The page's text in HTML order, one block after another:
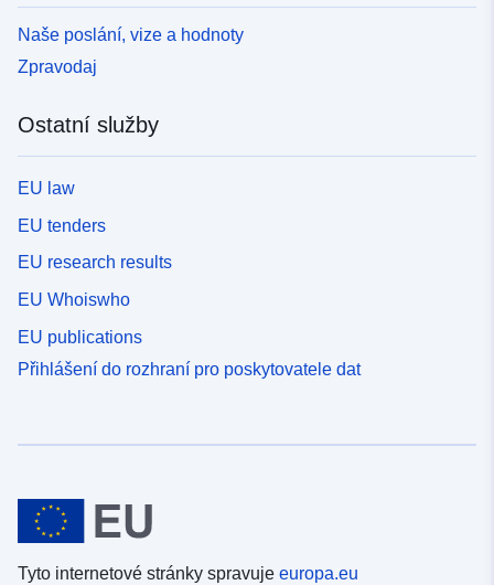
Naše poslání, vize a hodnoty
Zpravodaj
Ostatní služby
EU law
EU tenders
EU research results
EU Whoiswho
EU publications
Přihlášení do rozhraní pro poskytovatele dat
Tyto internetové stránky spravuje europa.eu